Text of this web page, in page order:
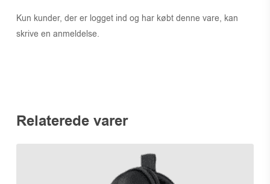
Kun kunder, der er logget ind og har købt denne vare, kan
skrive en anmeldelse.
Relaterede varer